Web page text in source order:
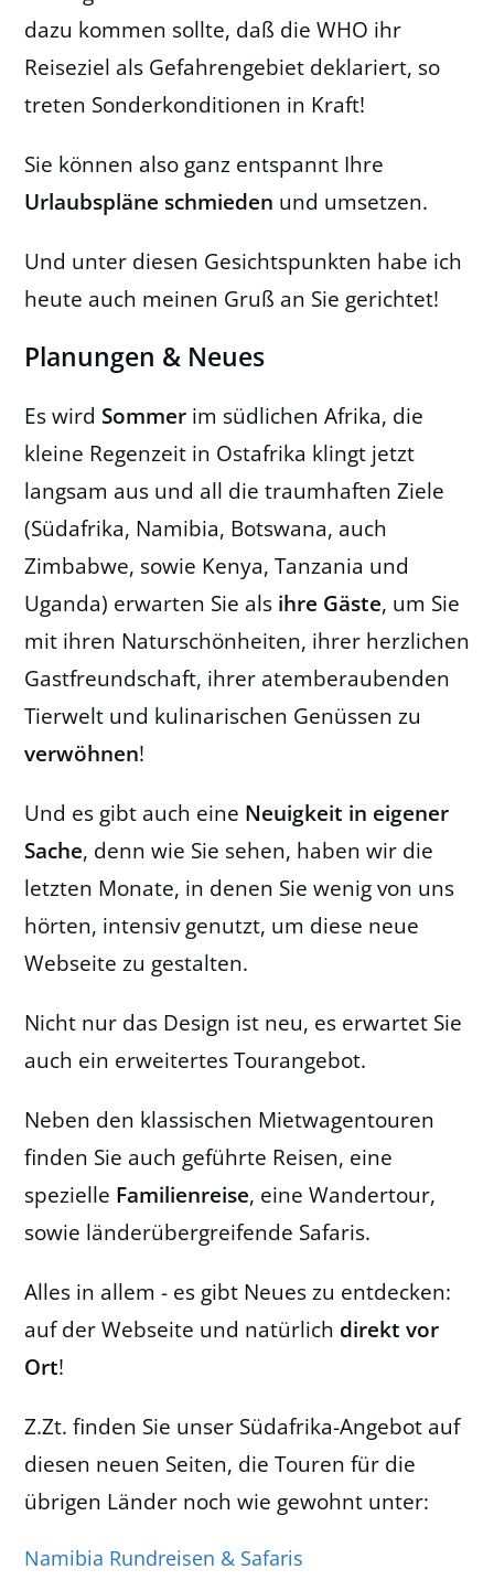
dazu kommen sollte, daß die WHO ihr
Reiseziel als Gefahrengebiet deklariert, so
treten Sonderkonditionen in Kraft!
Sie können also ganz entspannt Ihre
Urlaubspläne schmieden und umsetzen.
Und unter diesen Gesichtspunkten habe ich
heute auch meinen Gruß an Sie gerichtet!
Planungen & Neues
Es wird Sommer im südlichen Afrika, die
kleine Regenzeit in Ostafrika klingt jetzt
langsam aus und all die traumhaften Ziele
(Südafrika, Namibia, Botswana, auch
Zimbabwe, sowie Kenya, Tanzania und
Uganda) erwarten Sie als ihre Gäste, um Sie
mit ihren Naturschönheiten, ihrer herzlichen
Gastfreundschaft, ihrer atemberaubenden
Tierwelt und kulinarischen Genüssen zu
verwöhnen!
Und es gibt auch eine Neuigkeit in eigener
Sache, denn wie Sie sehen, haben wir die
letzten Monate, in denen Sie wenig von uns
hörten, intensiv genutzt, um diese neue
Webseite zu gestalten.
Nicht nur das Design ist neu, es erwartet Sie
auch ein erweitertes Tourangebot.
Neben den klassischen Mietwagentouren
finden Sie auch geführte Reisen, eine
spezielle Familienreise, eine Wandertour,
sowie länderübergreifende Safaris.
Alles in allem - es gibt Neues zu entdecken:
auf der Webseite und natürlich direkt vor
Ort!
Z.Zt. finden Sie unser Südafrika-Angebot auf
diesen neuen Seiten, die Touren für die
übrigen Länder noch wie gewohnt unter:
Namibia Rundreisen & Safaris